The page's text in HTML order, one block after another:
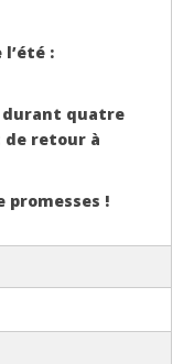
:
durant quatre
de retour à
promesses !